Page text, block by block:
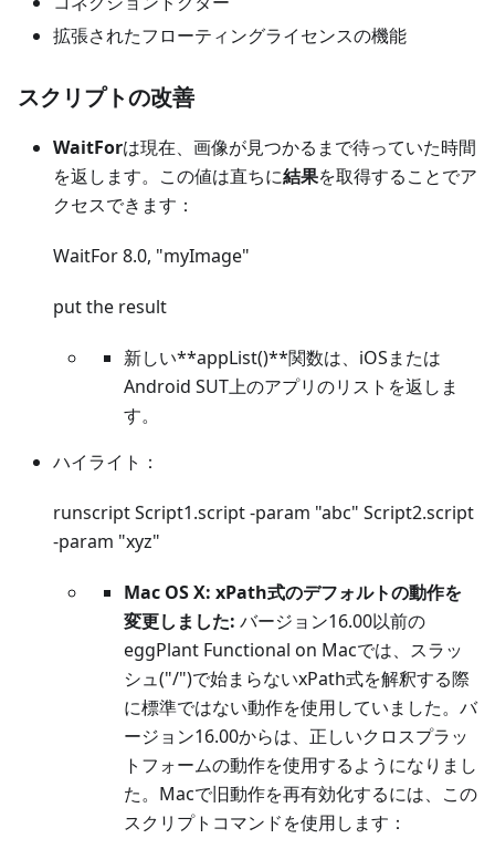
拡張されたフローティングライセンスの機能
スクリプトの改善
WaitForは現在、画像が見つかるまで待っていた時間
を返します。この値は直ちに結果を取得することでア
クセスできます：
WaitFor 8.0, "myImage"
put the result
新しい**appList()**関数は、iOSまたは
Android SUT上のアプリのリストを返しま
す。
ハイライト：
runscript Script1.script -param "abc" Script2.script
-param "xyz"
Mac OS X: xPath式のデフォルトの動作を
変更しました: バージョン16.00以前の
eggPlant Functional on Macでは、スラッ
シュ("/")で始まらないxPath式を解釈する際
に標準ではない動作を使用していました。バ
ージョン16.00からは、正しいクロスプラッ
トフォームの動作を使用するようになりまし
た。Macで旧動作を再有効化するには、この
スクリプトコマンドを使用します：